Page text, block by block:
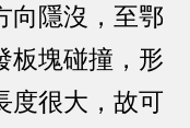
向隱沒，至鄂
板塊碰撞，形
度很大，故可